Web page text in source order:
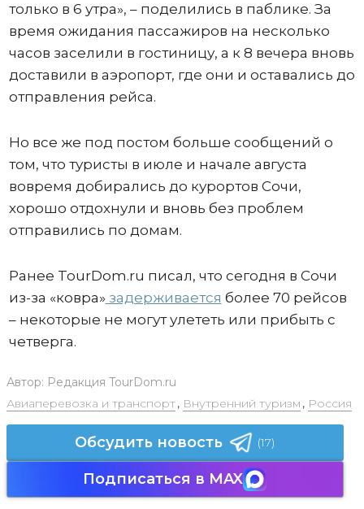
только в 6 утра», – поделились в паблике. За
время ожидания пассажиров на несколько
часов заселили в гостиницу, а к 8 вечера вновь
доставили в аэропорт, где они и оставались до
отправления рейса.
Но все же под постом больше сообщений о
том, что туристы в июле и начале августа
вовремя добирались до курортов Сочи,
хорошо отдохнули и вновь без проблем
отправились по домам.
Ранее TourDom.ru писал, что сегодня в Сочи
из-за «ковра» задерживается более 70 рейсов
– некоторые не могут улететь или прибыть с
четверга.
Автор: Редакция TourDom.ru
Авиаперевозка и транспорт, Внутренний туризм , Россия
Обсудить новость (17)
Подписаться в MAX